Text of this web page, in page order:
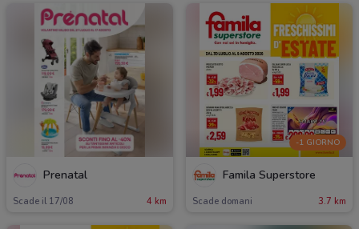
Prenatal
Scade il 17/08 4 km
-1 GIORNO
Famila Superstore
Scade domani 3.7 km